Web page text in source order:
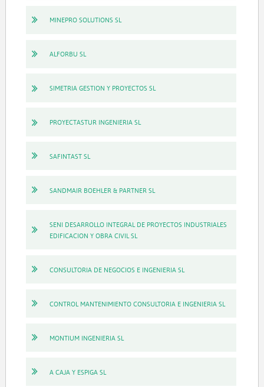
MINEPRO SOLUTIONS SL
ALFORBU SL
SIMETRIA GESTION Y PROYECTOS SL
PROYECTASTUR INGENIERIA SL
SAFINTAST SL
SANDMAIR BOEHLER & PARTNER SL
SENI DESARROLLO INTEGRAL DE PROYECTOS INDUSTRIALES
EDIFICACION Y OBRA CIVIL SL
CONSULTORIA DE NEGOCIOS E INGENIERIA SL
CONTROL MANTENIMIENTO CONSULTORIA E INGENIERIA SL
MONTIUM INGENIERIA SL
A CAJA Y ESPIGA SL